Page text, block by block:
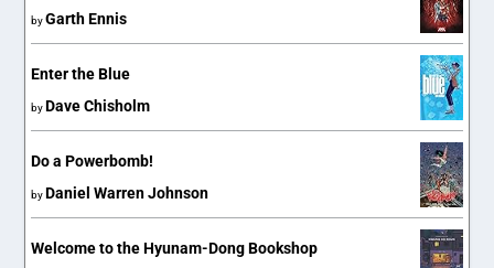
byGarth Ennis
Enter the Blue
by Dave Chisholm
Do a Powerbomb!
by Daniel Warren Johnson
Welcome to the Hyunam-Dong Bookshop